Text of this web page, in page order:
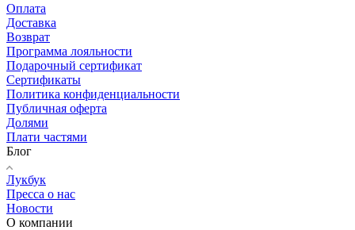
Оплата
Доставка
Возврат
Программа лояльности
Подарочный сертификат
Сертификаты
Политика конфиденциальности
Публичная оферта
Долями
Плати частями
Блог
Лукбук
Пресса о нас
Новости
О компании